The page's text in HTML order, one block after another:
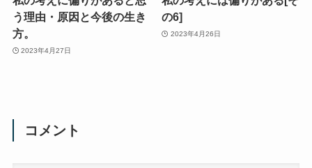
う理由・原因と今後の生き
方。
2023年4月27日
の6]
2023年4月26日
コメント